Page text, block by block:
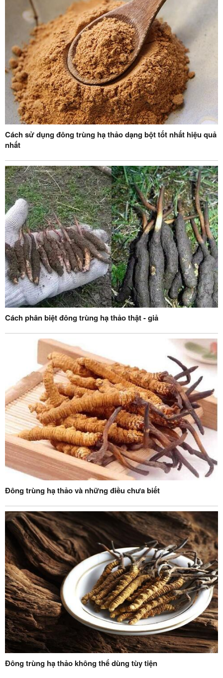
Cách sử dụng đông trùng hạ thảo dạng bột tốt nhất hiệu quả
nhất
Cách phân biệt đông trùng hạ thảo thật - giả
Đông trùng hạ thảo và những điều chưa biết
Đông trùng hạ thảo không thể dùng tùy tiện